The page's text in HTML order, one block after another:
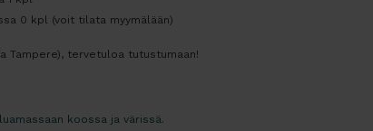
0 kpl (voit tilata myymälään)
Tampere), tervetuloa tutustumaan!
koossa ja värissä.